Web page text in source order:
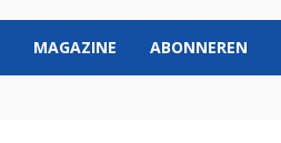
MAGAZINE ABONNEREN